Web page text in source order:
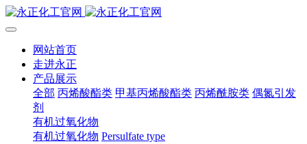
网站首页
走进永正
产品展示
全部 丙烯酸酯类 甲基丙烯酸酯类 丙烯酰胺类 偶氮引发
剂
有机过氧化物
有机过氧化物 Persulfate type